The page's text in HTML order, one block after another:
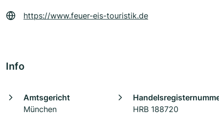
https://www.feuer-eis-touristik.de
Info
Amtsgericht
München
HRB 188720